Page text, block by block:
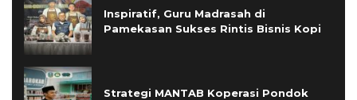
Inspiratif, Guru Madrasah di
Pamekasan Sukses Rintis Bisnis Kopi
Strategi MANTAB Koperasi Pondok